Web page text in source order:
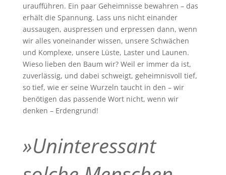
uraufführen. Ein paar Geheimnisse bewahren – das
erhält die Spannung. Lass uns nicht einander
aussaugen, auspressen und erpressen dann, wenn
wir alles voneinander wissen, unsere Schwächen
und Komplexe, unsere Lüste, Laster und Launen.
Wieso lieben den Baum wir? Weil er immer da ist,
zuverlässig, und dabei schweigt, geheimnisvoll tief,
so tief, wie er seine Wurzeln taucht in den – wir
benötigen das passende Wort nicht, wenn wir
denken – Erdengrund!
»Uninteressant